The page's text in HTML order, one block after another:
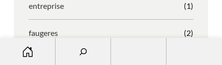
entreprise (1)
faugeres (2)
faustino